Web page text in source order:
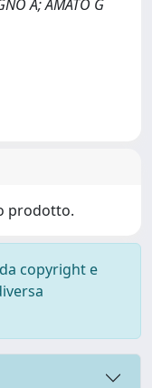
A; AMATO G
prodotto.
copyright e